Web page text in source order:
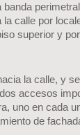
calle por
superior y
la calle, y
accesos
uno en cada
de